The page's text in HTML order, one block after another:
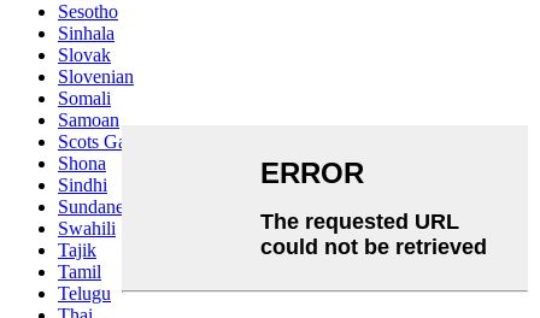
Sesotho
Sinhala
Slovak
Slovenian
Somali
Samoan
Scots Gaelic
Shona
Sindhi
Sundanese
Swahili
Tajik
Tamil
Telugu